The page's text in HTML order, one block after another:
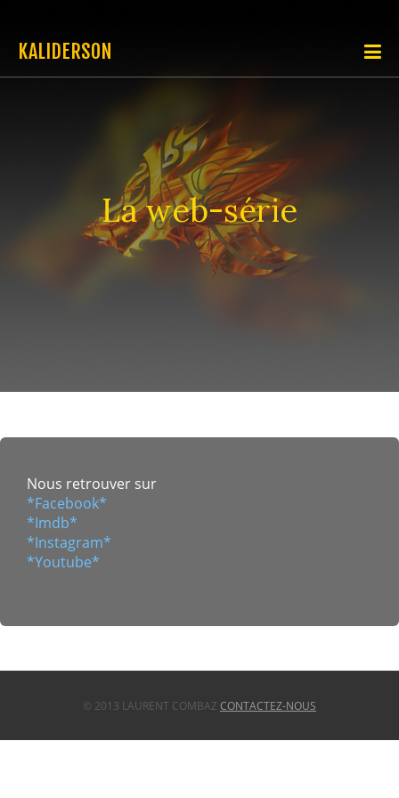
KALIDERSON
La web-série
Nous retrouver sur
*Facebook*
*Imdb*
*Instagram*
*Youtube*
© 2013 LAURENT COMBAZ CONTACTEZ-NOUS